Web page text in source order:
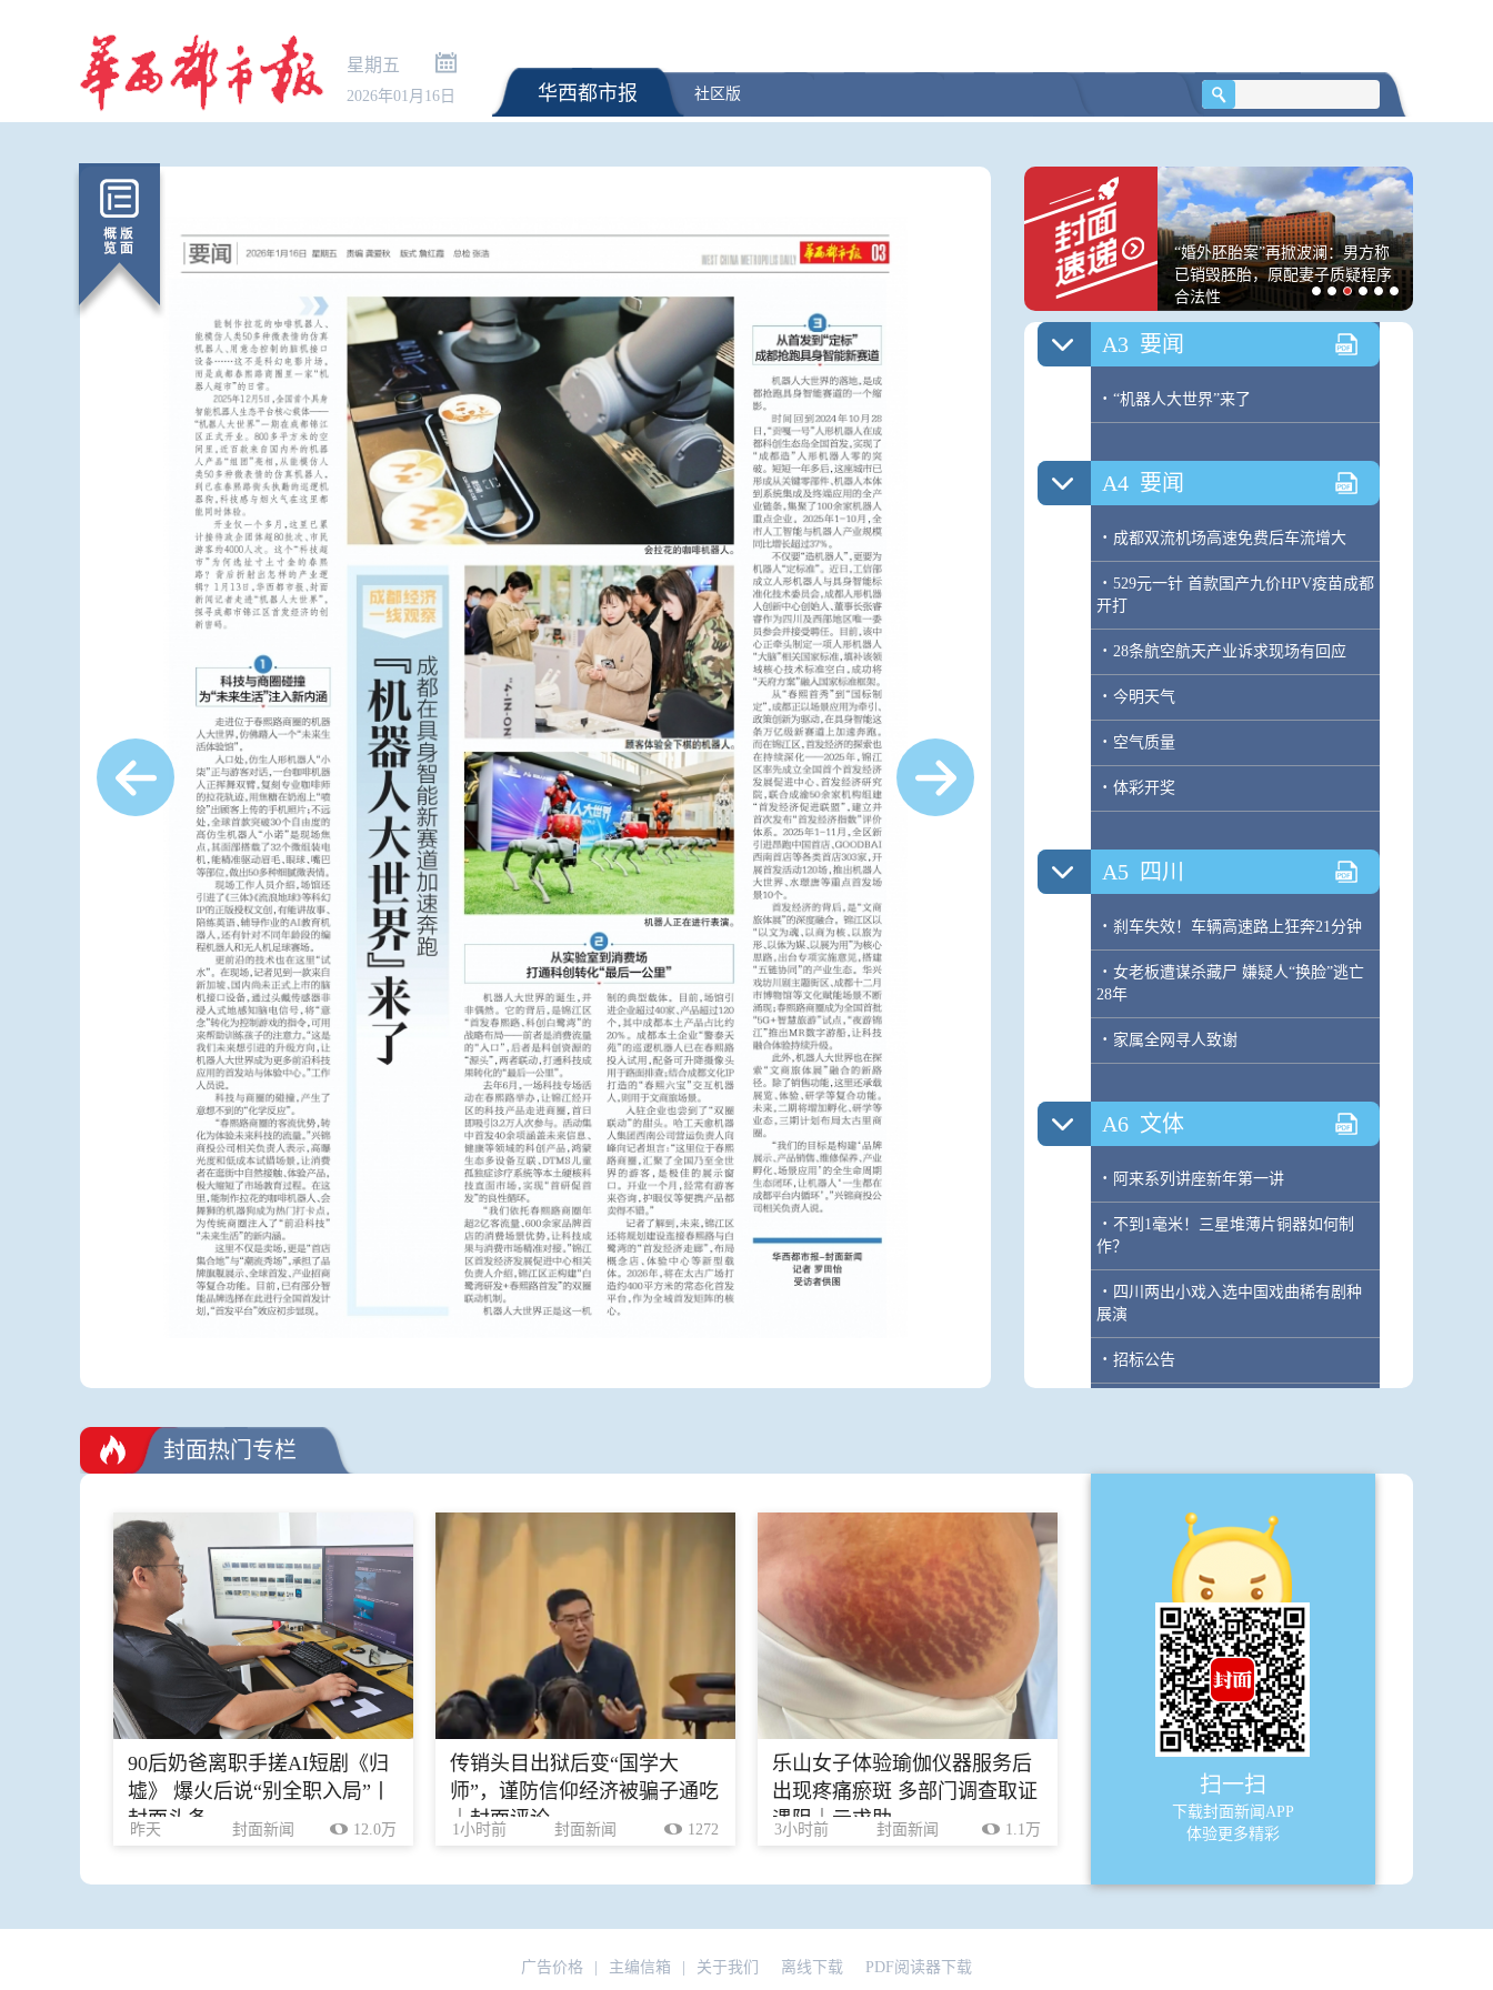
星期五
2026年01月16日 华西都市报 社区版
鼓励居民装修既有住房，拓宽公
积金用途破题而不离题 | 封面评
论
俄罗斯跃居我国第二大入境客源
地 赴华游客：这里安全、便利、
性价比高
价格在坐过山车 谁在坚持买黄
“婚外胚胎案”再掀波澜：男方称
已销毁胚胎，原配妻子质疑程序
合法性
·
惠及更多职工！两部门发文扩大企业
· 2026年度“国考”笔试成绩和合格分数
线公布
· 广告
A3 要闻
· “机器人大世界”来了
A4 要闻
· 成都双流机场高速免费后车流增大
· 529元一针 首款国产九价HPV疫苗成都
开打
· 28条航空航天产业诉求现场有回应
· 今明天气
· 空气质量
· 体彩开奖
A5 四川
· 刹车失效！车辆高速路上狂奔21分钟
· 女老板遭谋杀藏尸 嫌疑人“换脸”逃亡
28年
· 家属全网寻人致谢
A6 文体
· 阿来系列讲座新年第一讲
· 不到1毫米！三星堆薄片铜器如何制
作？
· 四川两出小戏入选中国戏曲稀有剧种
展演
· 招标公告
钟爱四川火锅 在成都收获首个全国冠
在雅安碧峰峡1对150 创吉尼斯围棋赛
天下
贺娇龙，策马远行
雪原上那抹红 化作一座桥
候鸟迁徙
封面热门专栏
90后奶爸离职手搓AI短剧《归
墟》 爆火后说“别全职入局”丨
封面头条
昨天 封面新闻 12.0万
传销头目出狱后变“国学大
师”，谨防信仰经济被骗子通吃
｜封面评论
1小时前 封面新闻 1272
乐山女子体验瑜伽仪器服务后
出现疼痛瘀斑 多部门调查取证
遇阻｜云求助
3小时前 封面新闻 1.1万
扫一扫
下载封面新闻APP
体验更多精彩
广告价格 主编信箱 关于我们 离线下载 PDF阅读器下载